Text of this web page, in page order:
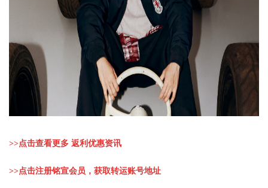
>>点击查看更多 返利优惠资讯
>>点击注册铭宣会员，获取转运账号地址